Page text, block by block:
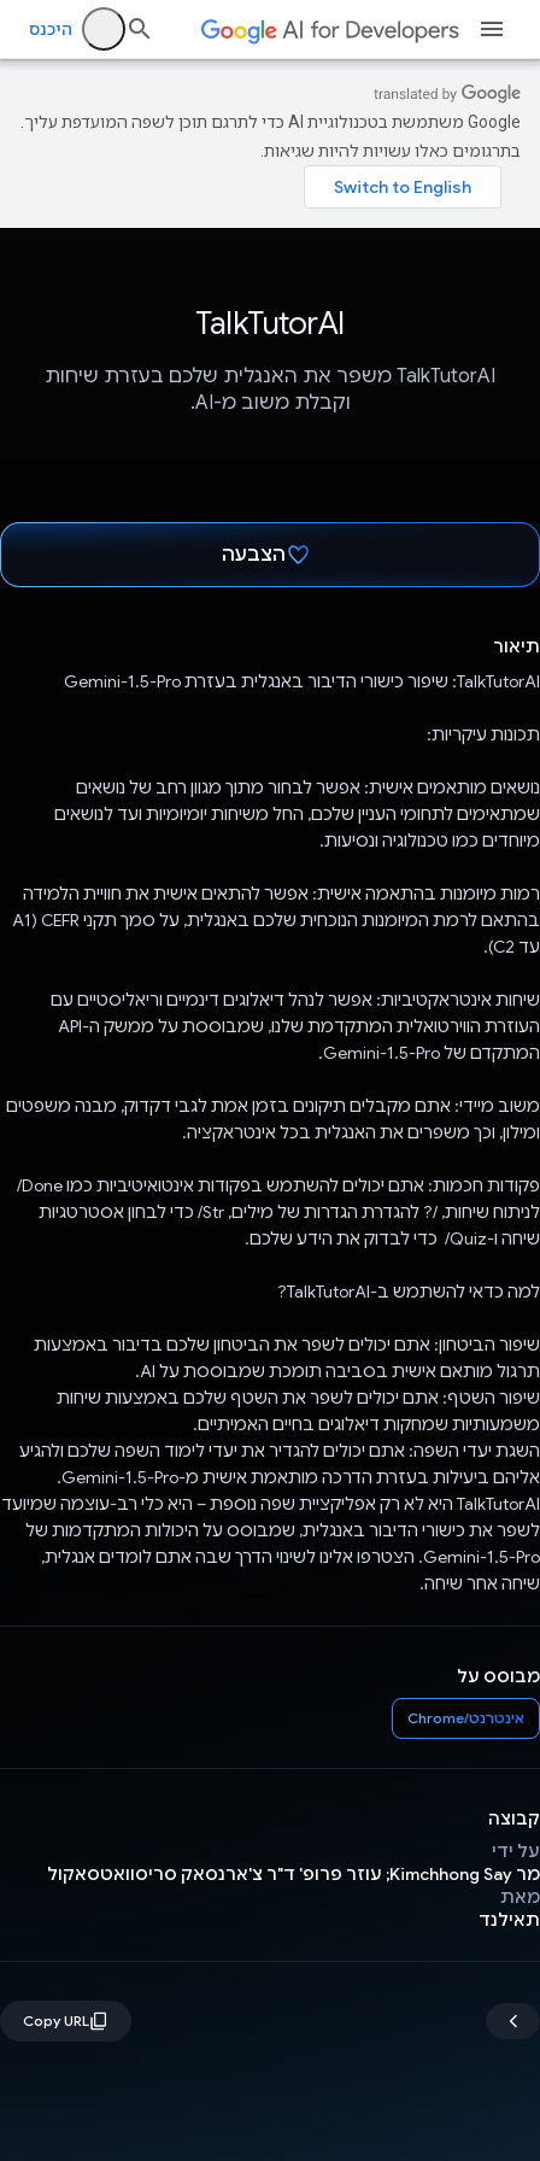
היכנס
‫Google משתמשת בטכנולוגיית AI כדי לתרגם תוכן לשפה המועדפת עליך.
בתרגומים כאלו עשויות להיות שגיאות.
TalkTutorAI
TalkTutorAI משפר את האנגלית שלכם בעזרת שיחות
וקבלת משוב מ-AI.
הצבעה
תיאור
TalkTutorAI: שיפור כישורי הדיבור באנגלית בעזרת Gemini-1.5-Pro
תכונות עיקריות:
נושאים מותאמים אישית: אפשר לבחור מתוך מגוון רחב של נושאים
שמתאימים לתחומי העניין שלכם, החל משיחות יומיומיות ועד לנושאים
מיוחדים כמו טכנולוגיה ונסיעות.
רמות מיומנות בהתאמה אישית: אפשר להתאים אישית את חוויית הלמידה
בהתאם לרמת המיומנות הנוכחית שלכם באנגלית, על סמך תקני CEFR (A1
עד C2).
שיחות אינטראקטיביות: אפשר לנהל דיאלוגים דינמיים וריאליסטיים עם
העוזרת הווירטואלית המתקדמת שלנו, שמבוססת על ממשק ה-API
המתקדם של Gemini-1.5-Pro.
משוב מיידי: אתם מקבלים תיקונים בזמן אמת לגבי דקדוק, מבנה משפטים
ומילון, וכך משפרים את האנגלית בכל אינטראקציה.
פקודות חכמות: אתם יכולים להשתמש בפקודות אינטואיטיביות כמו ‎ /Done
לניתוח שיחות, ‎/? להגדרת הגדרות של מילים, ‎/Str כדי לבחון אסטרטגיות
שיחה ו-‎ /Quiz כדי לבדוק את הידע שלכם.
למה כדאי להשתמש ב-TalkTutorAI?
שיפור הביטחון: אתם יכולים לשפר את הביטחון שלכם בדיבור באמצעות
תרגול מותאם אישית בסביבה תומכת שמבוססת על AI.
שיפור השטף: אתם יכולים לשפר את השטף שלכם באמצעות שיחות
משמעותיות שמחקות דיאלוגים בחיים האמיתיים.
השגת יעדי השפה: אתם יכולים להגדיר את יעדי לימוד השפה שלכם ולהגיע
אליהם ביעילות בעזרת הדרכה מותאמת אישית מ-Gemini-1.5-Pro.
TalkTutorAI היא לא רק אפליקציית שפה נוספת – היא כלי רב-עוצמה שמיועד
לשפר את כישורי הדיבור באנגלית, שמבוסס על היכולות המתקדמות של
Gemini-1.5-Pro. הצטרפו אלינו לשינוי הדרך שבה אתם לומדים אנגלית,
שיחה אחר שיחה.
מבוסס על
אינטרנט/Chrome
קבוצה
על ידי
מר Kimchhong Say; עוזר פרופ' ד"ר צ'ארנסאק סריסוואטסאקול
מאת
תאילנד